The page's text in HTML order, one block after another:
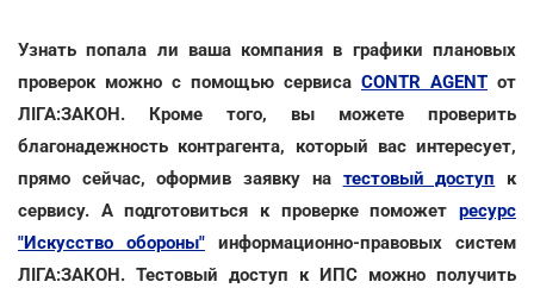
Узнать попала ли ваша компания в графики плановых
проверок можно с помощью сервиса CONTR AGENT от
ЛІГА:ЗАКОН. Кроме того, вы можете проверить
благонадежность контрагента, который вас интересует,
прямо сейчас, оформив заявку на тестовый доступ к
сервису. А подготовиться к проверке поможет ресурс
"Искусство обороны" информационно-правовых систем
ЛІГА:ЗАКОН. Тестовый доступ к ИПС можно получить